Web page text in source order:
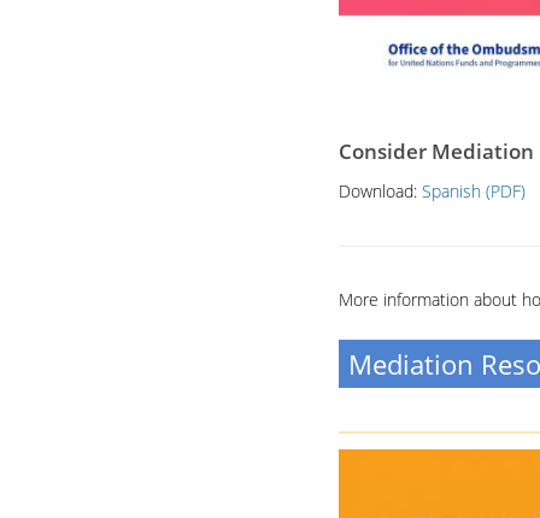
Consider Mediation
Download:Spanish (PDF)
More information about
Mediation